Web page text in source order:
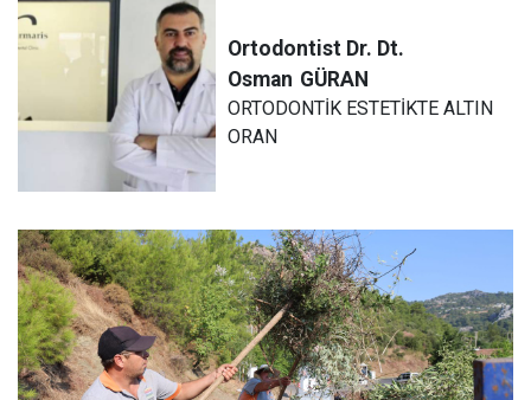
Ortodontist Dr. Dt.
Osman GÜRAN
ORTODONTİK ESTETİKTE ALTIN
ORAN